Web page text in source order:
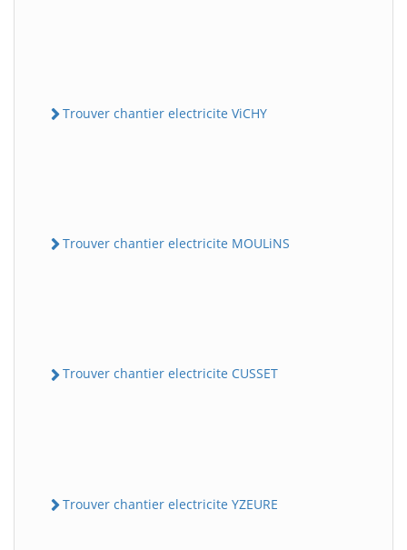
Trouver chantier electricite ViCHY
Trouver chantier electricite MOULiNS
Trouver chantier electricite CUSSET
Trouver chantier electricite YZEURE